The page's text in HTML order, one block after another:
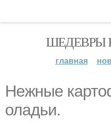
ШЕДЕВРЫ
главная
Нежные
оладьи.